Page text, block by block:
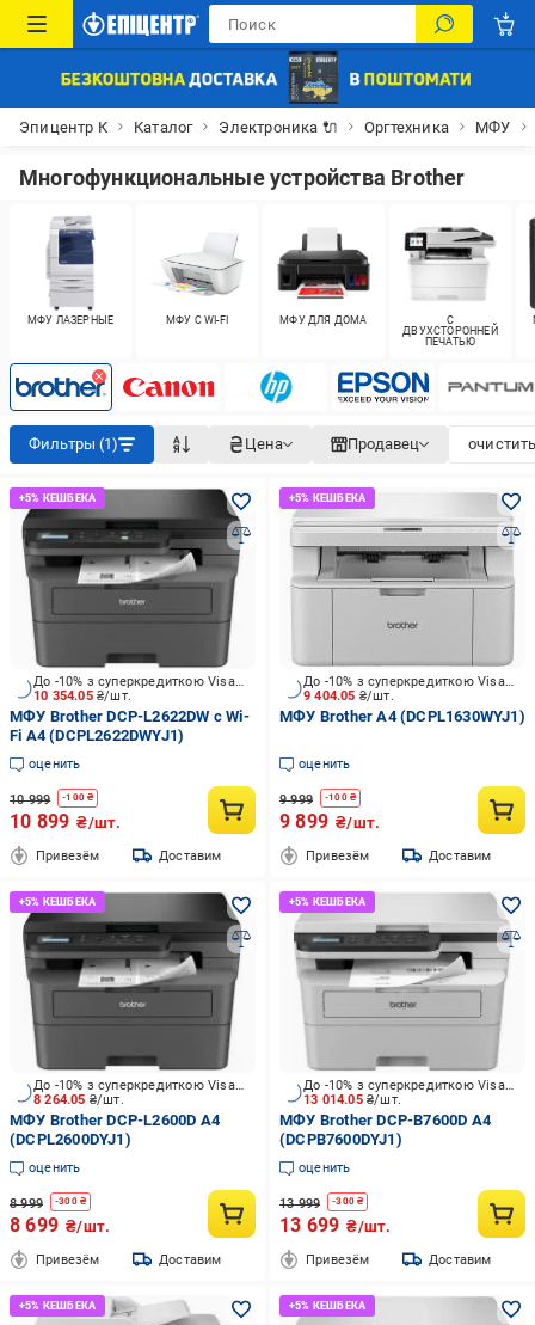
Эпицентр К Каталог Электроника 🔌 Оргтехника МФУ
Многофункциональные устройства Brother
МФУ ЛАЗЕРНЫЕ МФУ С WI-FI МФУ ДЛЯ ДОМА
С
ДВУХСТОРОННЕЙ
ПЕЧАТЬЮ
Фильтры (1) Цена Продавец
10 354.05 ₴/шт.
До -10% з суперкредиткою Visa Вигода
МФУ Brother DCP-L2622DW с Wi-
Fi А4 (DCPL2622DWYJ1)
оценить
10 999 -100 ₴
10 899 ₴/шт.
Привезём Доставим
9 404.05 ₴/шт.
До -10% з суперкредиткою Visa Вигода
МФУ Brother А4 (DCPL1630WYJ1)
оценить
9 999 -100₴
9 899 ₴/шт.
Привезём Доставим
8 264.05 ₴/шт.
До -10% з суперкредиткою Visa Вигода
МФУ Brother DCP-L2600D А4
(DCPL2600DYJ1)
оценить
8 999 -300₴
8 699 ₴/шт.
Привезём Доставим
13 014.05 ₴/шт.
До -10% з суперкредиткою Visa Вигода
МФУ Brother DCP-B7600D А4
(DCPB7600DYJ1)
оценить
13 999 -300₴
13 699 ₴/шт.
Привезём Доставим